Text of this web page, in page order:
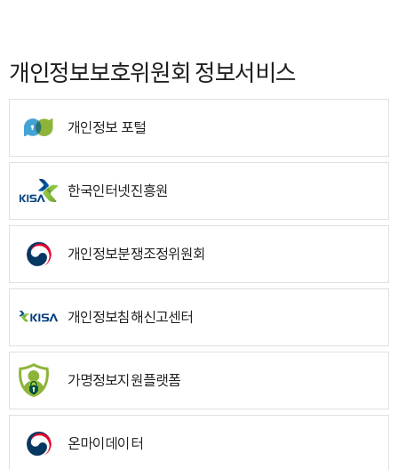
개인정보보호위원회 정보서비스
개인정보 포털
한국인터넷진흥원
개인정보분쟁조정위원회
개인정보침해신고센터
가명정보지원플랫폼
온마이데이터